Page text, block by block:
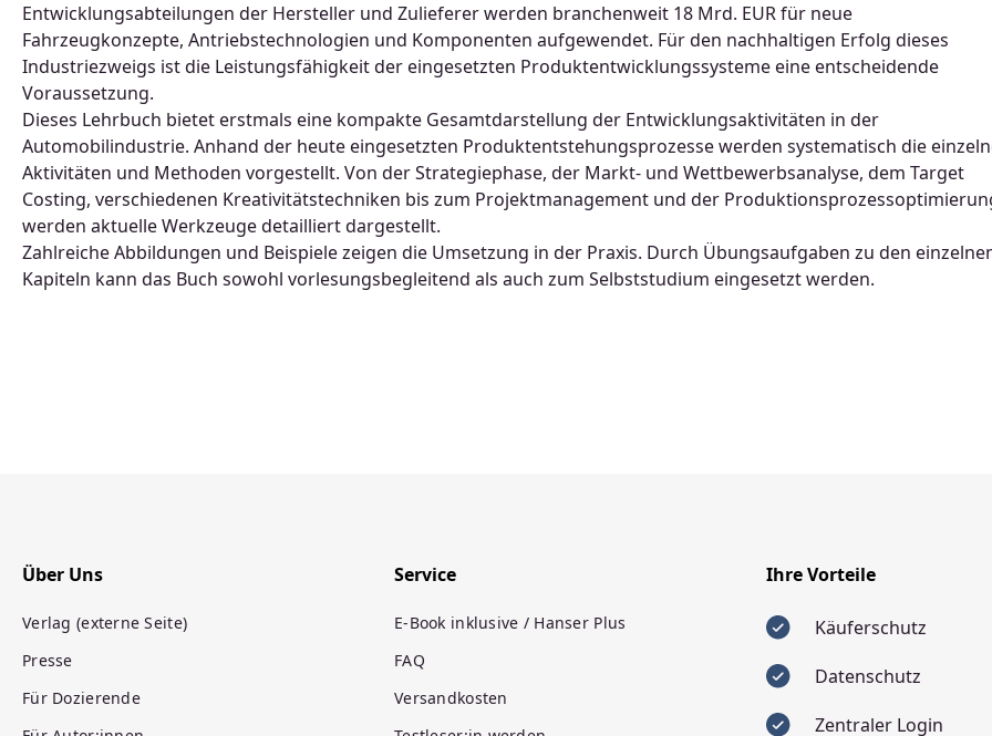
Entwicklungsabteilungen der Hersteller und Zulieferer werden branchenweit 18 Mrd. EUR für neue
Fahrzeugkonzepte, Antriebstechnologien und Komponenten aufgewendet. Für den nachhaltigen Erfolg dieses
Industriezweigs ist die Leistungsfähigkeit der eingesetzten Produktentwicklungssysteme eine entscheidende
Voraussetzung.
Dieses Lehrbuch bietet erstmals eine kompakte Gesamtdarstellung der Entwicklungsaktivitäten in der
Automobilindustrie. Anhand der heute eingesetzten Produktentstehungsprozesse werden systematisch die
Aktivitäten und Methoden vorgestellt. Von der Strategiephase, der Markt- und Wettbewerbsanalyse, dem Target
Costing, verschiedenen Kreativitätstechniken bis zum Projektmanagement und der
werden aktuelle Werkzeuge detailliert dargestellt.
Zahlreiche Abbildungen und Beispiele zeigen die Umsetzung in der Praxis. Durch Übungsaufgaben zu den
Kapiteln kann das Buch sowohl vorlesungsbegleitend als auch zum Selbststudium eingesetzt werden.
Über Uns
Verlag (externe Seite)
Presse
Für Dozierende
Service
E-Book inklusive / Hanser Plus
FAQ
Versandkosten
Ihre Vorteile
Käuferschutz
Datenschutz
Zentraler Login